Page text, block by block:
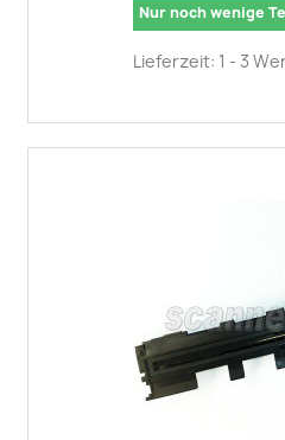
Nur noch wenige
Lieferzeit: 1 - 3